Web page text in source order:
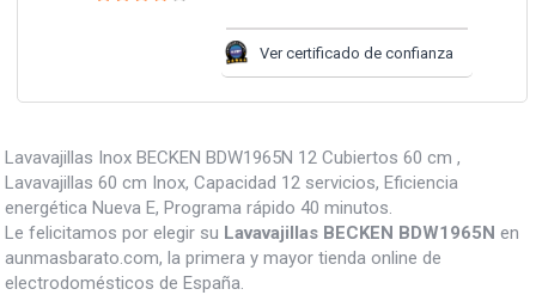
Ver certificado de confianza
Lavavajillas Inox BECKEN BDW1965N 12 Cubiertos 60 cm ,
Lavavajillas 60 cm Inox, Capacidad 12 servicios, Eficiencia
energética Nueva E, Programa rápido 40 minutos.
Le felicitamos por elegir su Lavavajillas BECKEN BDW1965N en
aunmasbarato.com, la primera y mayor tienda online de
electrodomésticos de España.